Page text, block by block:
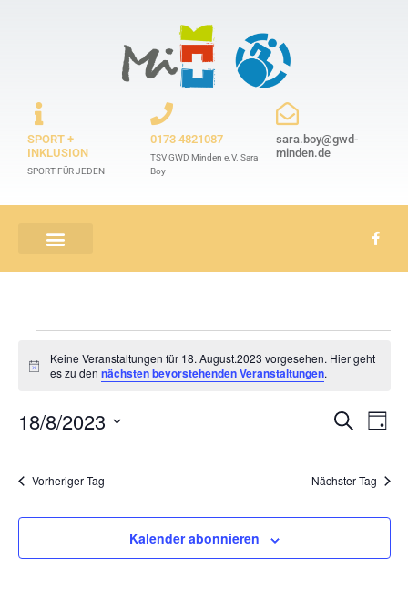
SPORT +
INKLUSION
SPORT FÜR JEDEN
0173 4821087
TSV GWD Minden e.V. Sara
Boy
sara.boy@gwd-
minden.de
Hinweis
Keine Veranstaltungen für 18. August.2023 vorgesehen. Hier geht
es zu dennächsten bevorstehenden Veranstaltungen.
Suche
und
SucheTag
18/8/2023
wählen.
Vorheriger Tag Nächster Tag
Kalender abonnieren